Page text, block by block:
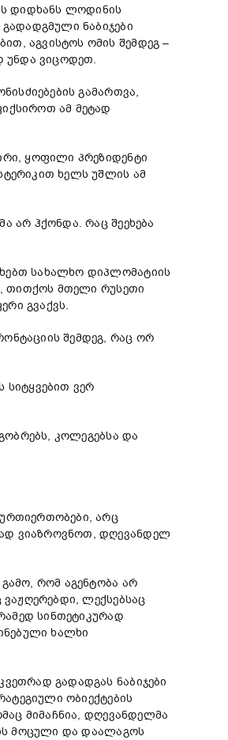
დიდხანს ლოდინის
ნაბიჯები
აგვისტოს ომის შემდეგ –
უნდა ვიცოდეთ.
გამართვა,
ამ მეტად
ყოფილი პრეზიდენტი
ხელს უშლის ამ
არ ჰქონდა. რაც შეეხება
სახალხო დიპლომატიის
თითქოს მთელი რუსეთი
გვაქვს.
შემდეგ, რაც ორ
სიტყვებით ვერ
კოლეგებსა და
არც
ვიაზროვნოთ, დღევანდელ
რომ აგენტობა არ
ლექსებსაც
სინთეტიკურად
ხალხი
გადადგას ნაბიჯები
ობიექტების
მიმაჩნია, დღევანდელმა
მოცული და დაალაგოს